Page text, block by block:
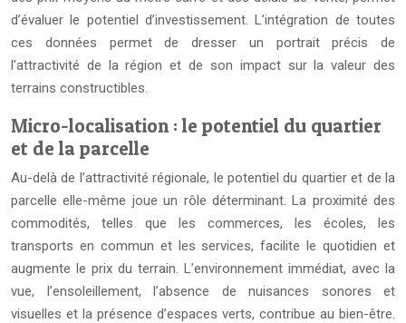
d’évaluer le potentiel d’investissement. L’intégration de toutes
ces données permet de dresser un portrait précis de
l’attractivité de la région et de son impact sur la valeur des
terrains constructibles.
Micro-localisation : le potentiel du quartier
et de la parcelle
Au-delà de l’attractivité régionale, le potentiel du quartier et de la
parcelle elle-même joue un rôle déterminant. La proximité des
commodités, telles que les commerces, les écoles, les
transports en commun et les services, facilite le quotidien et
augmente le prix du terrain. L’environnement immédiat, avec la
vue, l’ensoleillement, l’absence de nuisances sonores et
visuelles et la présence d’espaces verts, contribue au bien-être.